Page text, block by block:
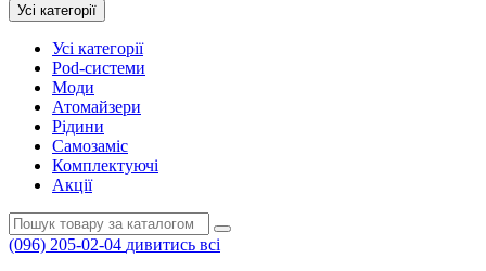
Усі категорії
Усі категорії
Pod-системи
Моди
Атомайзери
Рідини
Самозаміс
Комплектуючі
Акції
(096) 205-02-04 дивитись всі